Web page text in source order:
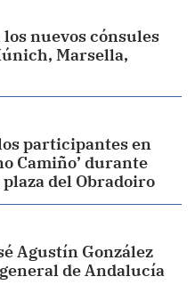
nuevos cónsules
Marsella,
participantes en
Camiño’ durante
del Obradoiro
Agustín González
de Andalucía